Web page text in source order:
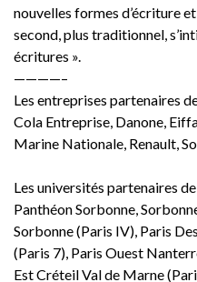
nouvelles formes d’écriture
second, plus traditionnel,
écritures ».
————–
Les entreprises partenaires
Cola Entreprise, Danone,
Marine Nationale, Renault,
Les universités partenaires
Panthéon Sorbonne,
Sorbonne (Paris IV), Paris
(Paris 7), Paris Ouest
Est Créteil Val de Marne